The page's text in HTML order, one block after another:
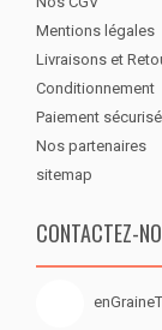
Mentions légales
Livraisons et
Conditionnement
Paiement sécurisé
Nos partenaires
sitemap
CONTACTEZ-